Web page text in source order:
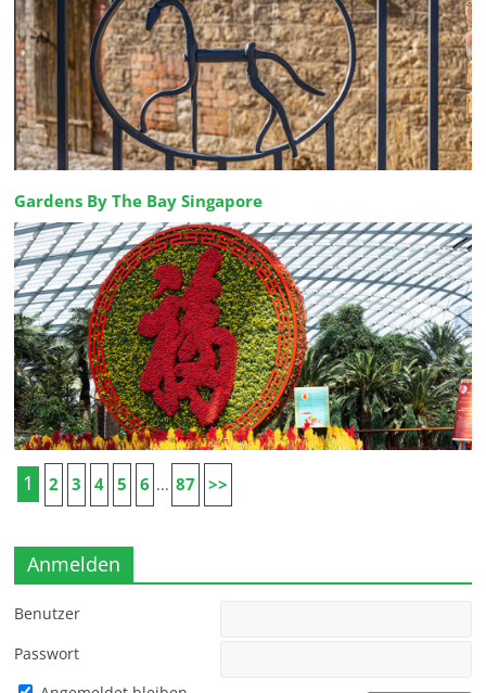
Gardens By The Bay Singapore
1 2 3 4 5 6 ... 87 >>
Anmelden
Benutzer
Passwort